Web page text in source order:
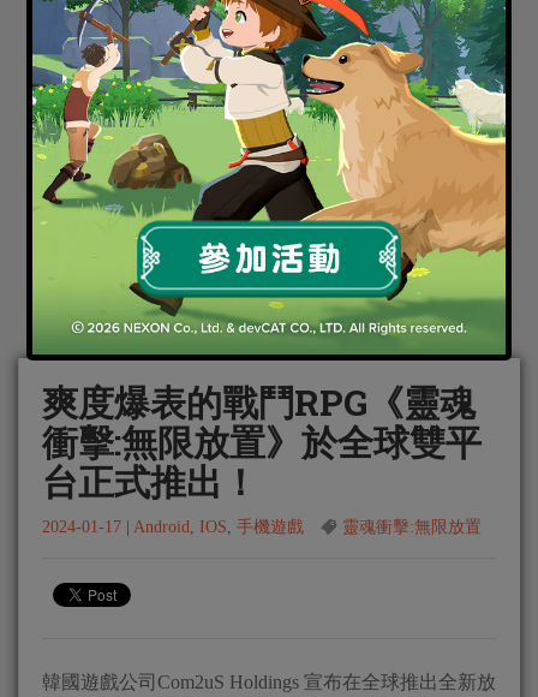
爽度爆表的戰鬥RPG《靈魂
衝擊:無限放置》於全球雙平
台正式推出！
2024-01-17 Android, IOS, 手機遊戲 靈魂衝擊:無限放置
韓國遊戲公司Com2uS Holdings 宣布在全球推出全新放